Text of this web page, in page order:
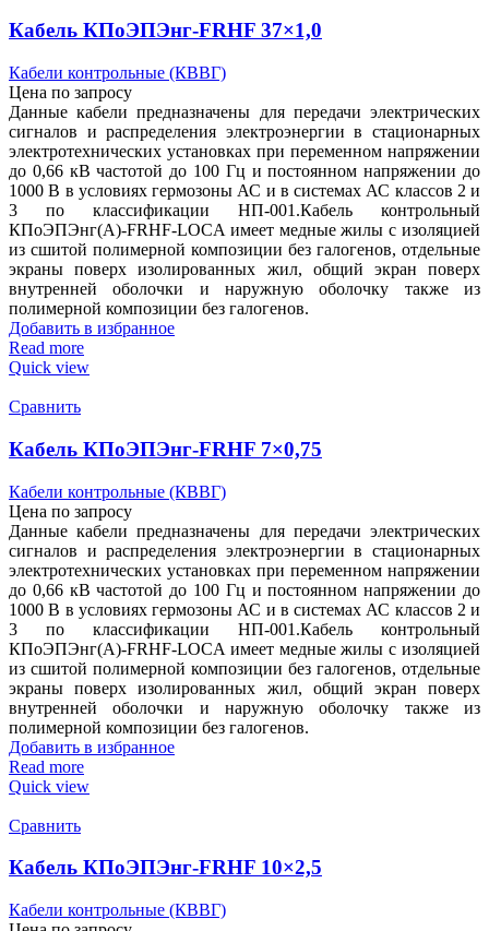
Кабель КПоЭПЭнг-FRHF 37×1,0
Кабели контрольные (КВВГ)
Цена по запросу
Данные кабели предназначены для передачи электрических
сигналов и распределения электроэнергии в стационарных
электротехнических установках при переменном напряжении
до 0,66 кВ частотой до 100 Гц и постоянном напряжении до
1000 В в условиях гермозоны АС и в системах АС классов 2 и
3 по классификации НП-001.Кабель контрольный
КПоЭПЭнг(А)-FRHF-LOCA имеет медные жилы с изоляцией
из сшитой полимерной композиции без галогенов, отдельные
экраны поверх изолированных жил, общий экран поверх
внутренней оболочки и наружную оболочку также из
полимерной композиции без галогенов.
Добавить в избранное
Read more
Quick view
Сравнить
Кабель КПоЭПЭнг-FRHF 7×0,75
Кабели контрольные (КВВГ)
Цена по запросу
Данные кабели предназначены для передачи электрических
сигналов и распределения электроэнергии в стационарных
электротехнических установках при переменном напряжении
до 0,66 кВ частотой до 100 Гц и постоянном напряжении до
1000 В в условиях гермозоны АС и в системах АС классов 2 и
3 по классификации НП-001.Кабель контрольный
КПоЭПЭнг(А)-FRHF-LOCA имеет медные жилы с изоляцией
из сшитой полимерной композиции без галогенов, отдельные
экраны поверх изолированных жил, общий экран поверх
внутренней оболочки и наружную оболочку также из
полимерной композиции без галогенов.
Добавить в избранное
Read more
Quick view
Сравнить
Кабель КПоЭПЭнг-FRHF 10×2,5
Кабели контрольные (КВВГ)